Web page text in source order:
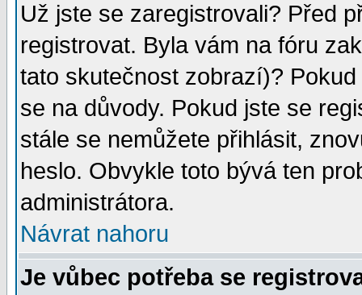
Už jste se zaregistrovali? Před
registrovat. Byla vám na fóru
tato skutečnost zobrazí)?
se na důvody. Pokud jste se
stále se nemůžete přihlásit,
heslo. Obvykle toto bývá ten
administrátora.
Návrat nahoru
Je vůbec potřeba se